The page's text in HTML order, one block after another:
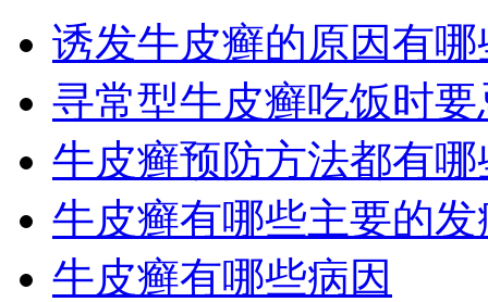
诱发牛皮癣的原因有哪
寻常型牛皮癣吃饭时
牛皮癣预防方法都有哪
牛皮癣有哪些主要的
牛皮癣有哪些病因